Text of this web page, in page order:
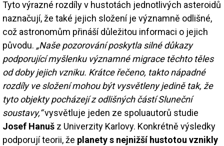
Tyto výrazné rozdíly v hustotách jednotlivých asteroidů
naznačují, že také jejich složení je významně odlišné,
což astronomům přináší důležitou informaci o jejich
původu. „Naše pozorování poskytla silné důkazy
podporující myšlenku významné migrace těchto těles
od doby jejich vzniku. Krátce řečeno, takto nápadné
rozdíly ve složení mohou být vysvětleny jedině tak, že
tyto objekty pocházejí z odlišných částí Sluneční
soustavy,“vysvětluje jeden ze spoluautorů studie
Josef Hanuš z Univerzity Karlovy. Konkrétně výsledky
podporují teorii, že planety s nejnižší hustotou vznikly